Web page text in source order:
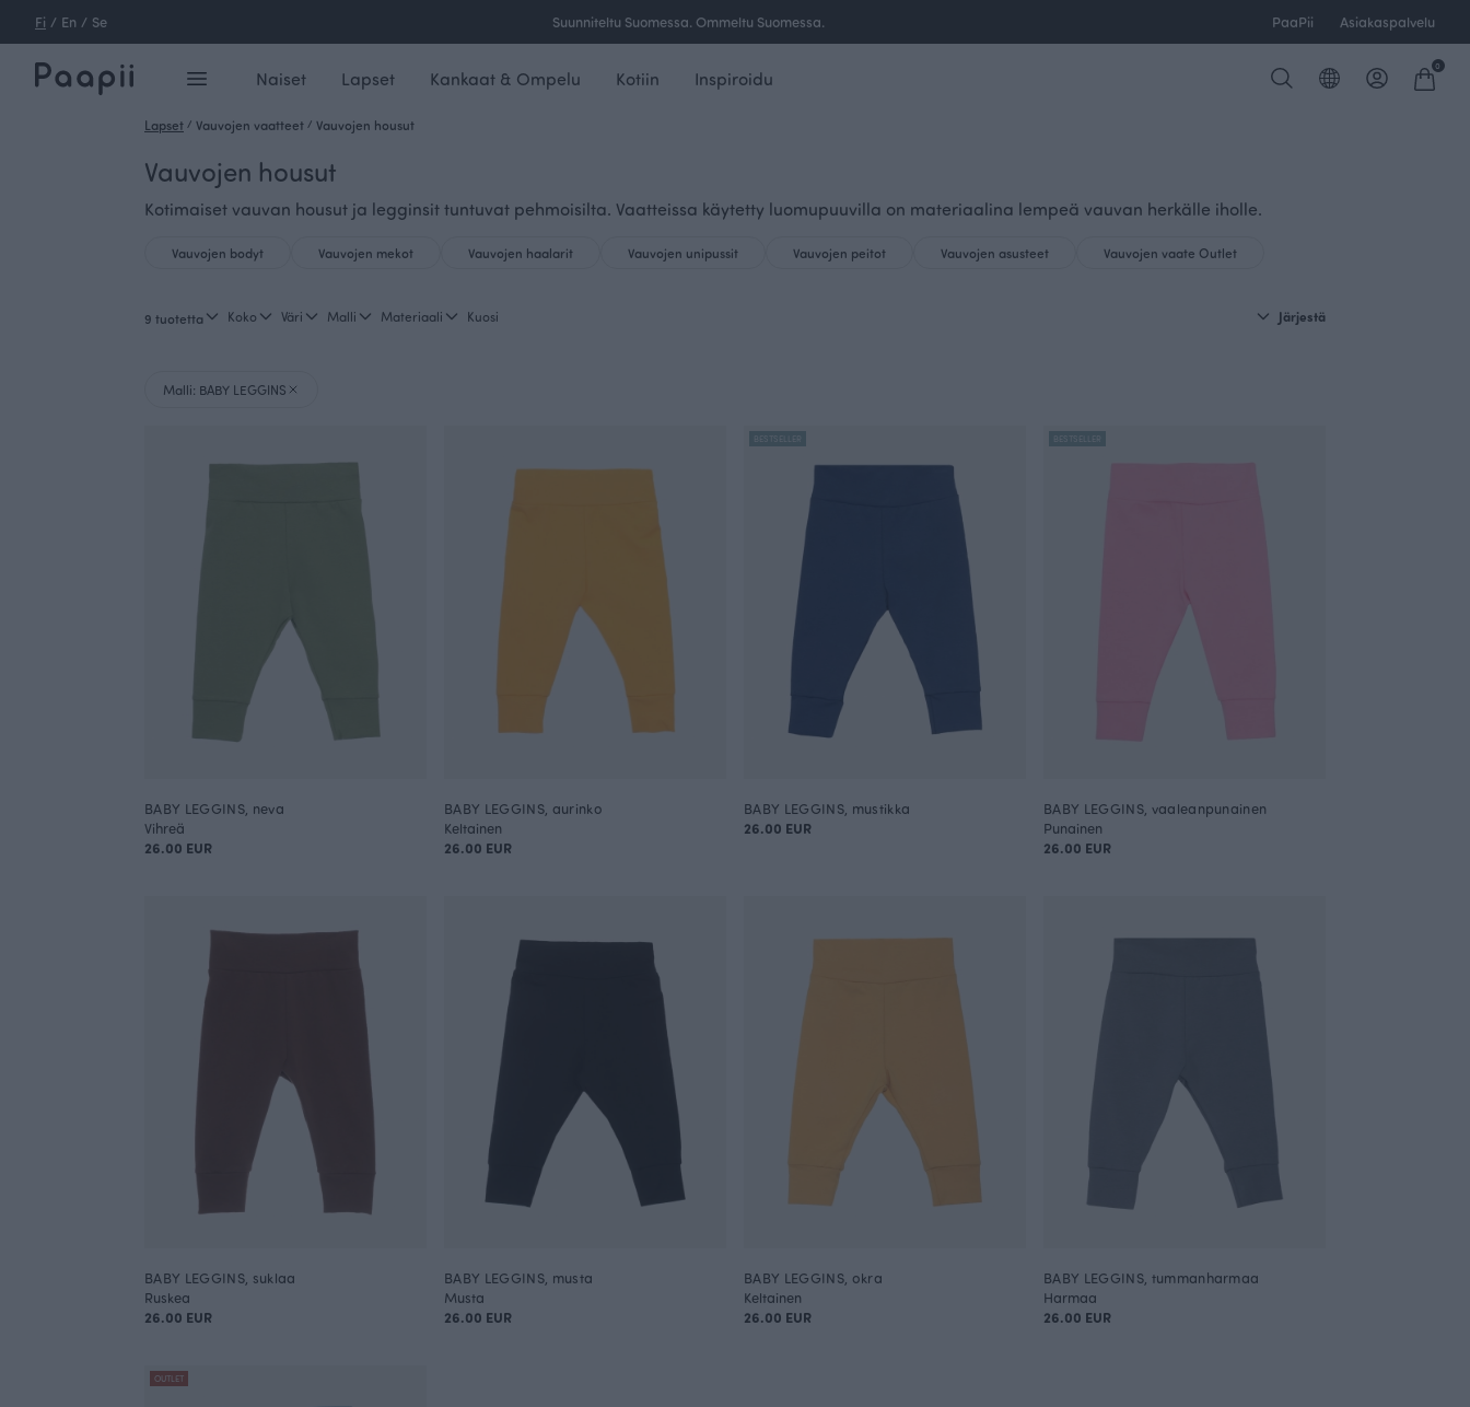
Fi / En / Se Ilmainen toimitus yli 100 € tilauksille Suomessa. PaaPii Asiakaspalvelu
Naiset Lapset Kankaat & Ompelu Kotiin Inspiroidu
0
Lapset / Vauvojen vaatteet / Vauvojen housut
Vauvojen housut
Kotimaiset vauvan housut ja legginsit tuntuvat pehmoisilta. Vaatteissa käytetty luomupuuvilla on materiaalina lempeä vauvan herkälle iholle.
Vauvojen bodyt Vauvojen mekot Vauvojen haalarit Vauvojen unipussit Vauvojen peitot Vauvojen asusteet Vauvojen vaate Outlet
9 tuotetta Koko Väri Malli Materiaali Kuosi Järjestä
Malli: BABY LEGGINS
BABY LEGGINS, neva
Vihreä
26.00 EUR
BABY LEGGINS, aurinko
Keltainen
26.00 EUR
BESTSELLER
BABY LEGGINS, mustikka
26.00 EUR
BESTSELLER
BABY LEGGINS, vaaleanpunainen
Punainen
26.00 EUR
BABY LEGGINS, suklaa
Ruskea
26.00 EUR
BABY LEGGINS, musta
Musta
26.00 EUR
BABY LEGGINS, okra
Keltainen
26.00 EUR
BABY LEGGINS, tummanharmaa
Harmaa
26.00 EUR
OUTLET